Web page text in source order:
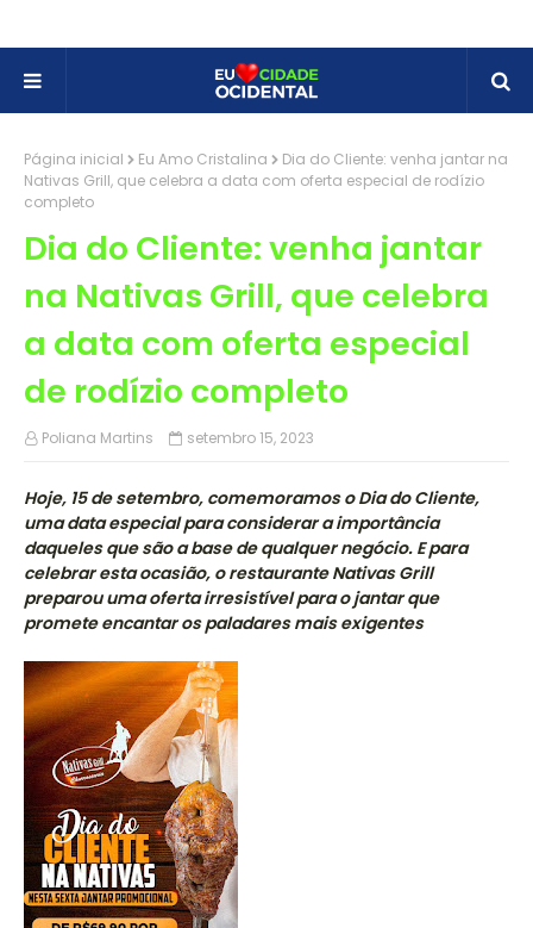
Página inicial Eu Amo Cristalina
Dia do Cliente: venha jantar na
Nativas Grill, que celebra a data com oferta especial de rodízio
completo
Dia do Cliente: venha jantar
na Nativas Grill, que celebra
a data com oferta especial
de rodízio completo
Poliana Martins setembro 15, 2023
Hoje, 15 de setembro, comemoramos o Dia do Cliente,
uma data especial para considerar a importância
daqueles que são a base de qualquer negócio. E para
celebrar esta ocasião, o restaurante Nativas Grill
preparou uma oferta irresistível para o jantar que
promete encantar os paladares mais exigentes